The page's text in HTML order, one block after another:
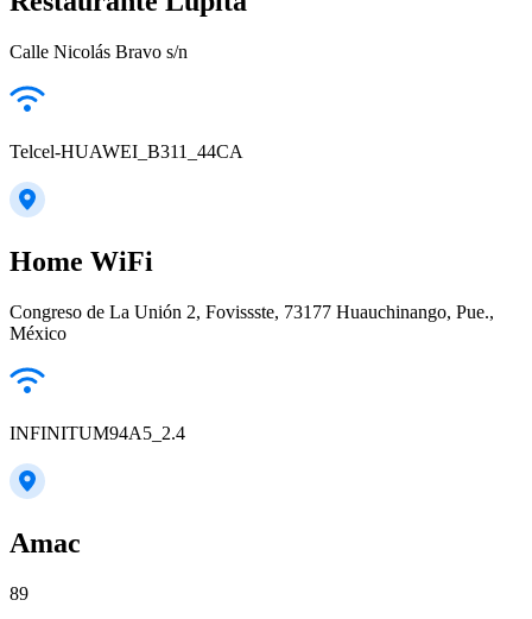
Calle Nicolás Bravo s/n
Telcel-HUAWEI_B311_44CA
Home WiFi
Congreso de La Unión 2, Fovissste, 73177 Huauchinango, Pue.,
México
INFINITUM94A5_2.4
Amac
89